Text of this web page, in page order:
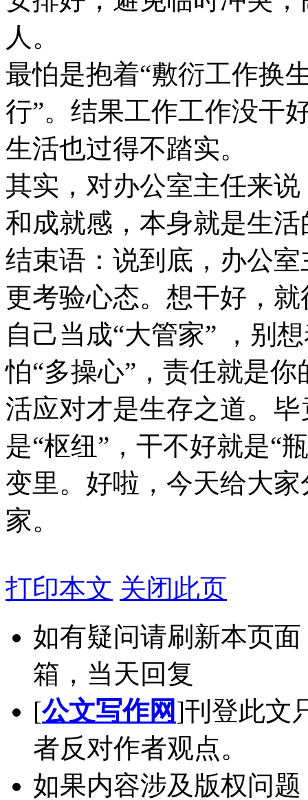
人。
最怕是抱着“敷衍工作换
行”。结果工作工作没干
生活也过得不踏实。
其实，对办公室主任来
和成就感，本身就是生
结束语：说到底，办公
更考验心态。想干好，
自己当成“大管家” ，别
怕“多操心”，责任就是
活应对才是生存之道。
是“枢纽”，干不好就是“
变里。好啦，今天给大
家。
打印本文 关闭此页
如有疑问请刷新本页
箱，当天回复
[公文写作网]刊登此文
者反对作者观点。
如果内容涉及版权问